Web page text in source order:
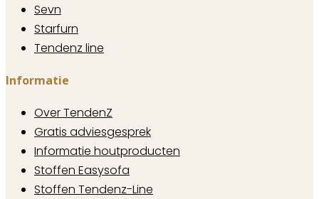
Sevn
Starfurn
Tendenz line
Informatie
Over TendenZ
Gratis adviesgesprek
Informatie houtproducten
Stoffen Easysofa
Stoffen Tendenz-Line